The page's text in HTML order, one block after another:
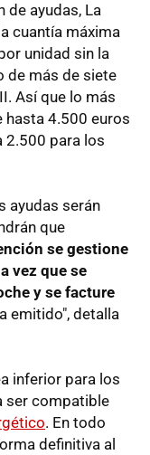
de ayudas, La
cuantía máxima
unidad sin la
de más de siete
Así que lo más
hasta 4.500 euros
2.500 para los
ayudas serán
que
se gestione
vez que se
y se facture
emitido", detalla
inferior para los
ser compatible
. En todo
definitiva al